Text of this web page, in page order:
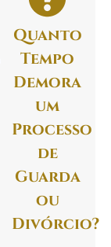
Quanto
Tempo
Demora
um
Processo
de
Guarda
ou
Divórcio?